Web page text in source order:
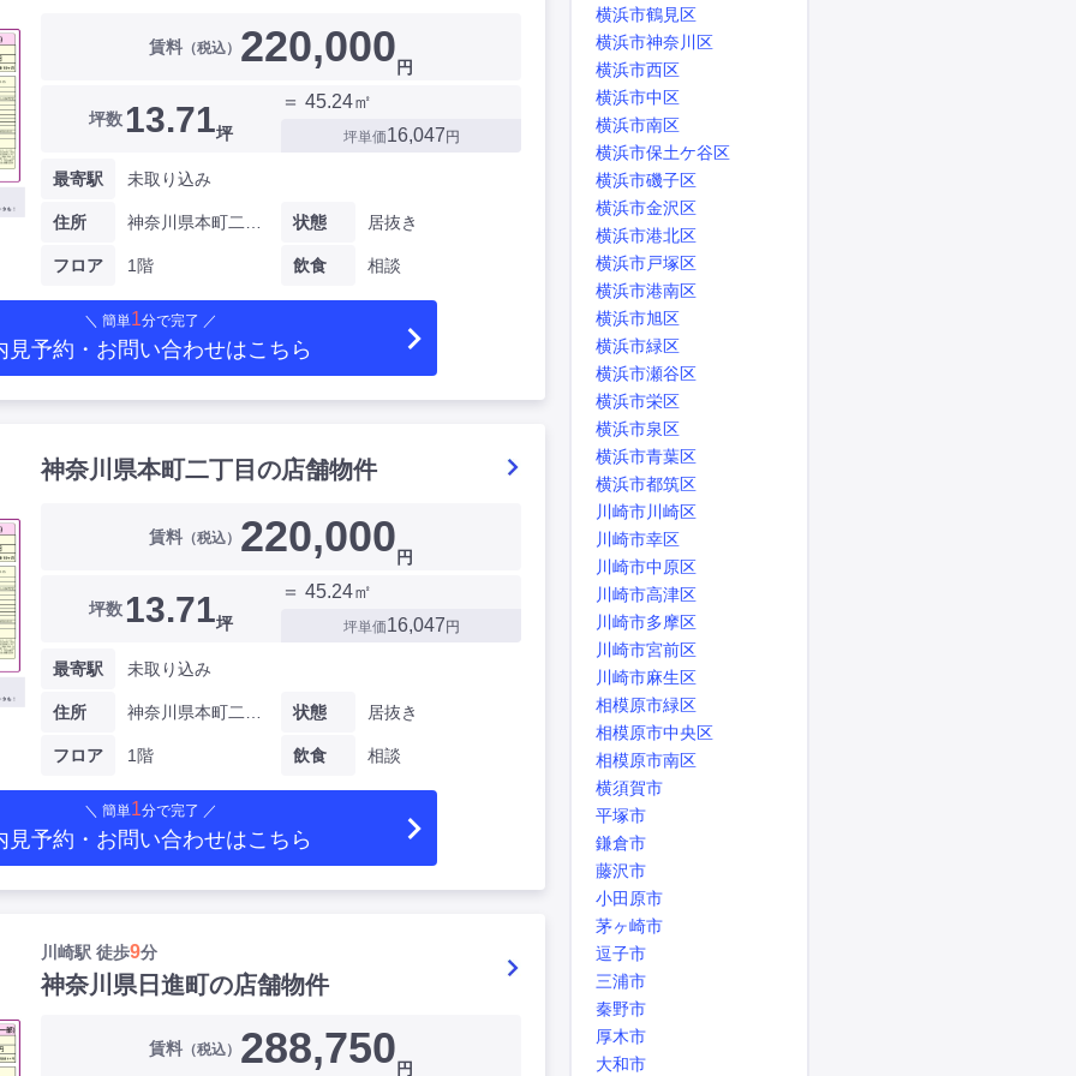
賃料 （税込） 220,000 円
坪数 13.71坪
＝ 45.24㎡
坪単価16,047 円
最寄駅 未取り込み
住所
フロア 1階
状態 居抜き
飲食 相談
＼ 簡単1分で完了 ／
見予約・お問い合わせはこちら
神奈川県本町二丁目の店舗物件
賃料 （税込） 220,000 円
坪数 13.71坪
＝ 45.24㎡
坪単価16,047 円
最寄駅 未取り込み
住所
フロア 1階
状態 居抜き
飲食 相談
＼ 簡単1分で完了 ／
見予約・お問い合わせはこちら
川崎駅 徒歩9分
神奈川県日進町の店舗物件
賃料 （税込） 288,750 円
横浜市鶴見区
横浜市神奈川区
横浜市西区
横浜市中区
横浜市南区
横浜市保土ケ谷区
横浜市磯子区
横浜市金沢区
横浜市港北区
横浜市戸塚区
横浜市港南区
横浜市旭区
横浜市緑区
横浜市瀬谷区
横浜市栄区
横浜市泉区
横浜市青葉区
横浜市都筑区
川崎市川崎区
川崎市幸区
川崎市中原区
川崎市高津区
川崎市多摩区
川崎市宮前区
川崎市麻生区
相模原市緑区
相模原市中央区
相模原市南区
横須賀市
平塚市
鎌倉市
藤沢市
小田原市
茅ヶ崎市
逗子市
三浦市
秦野市
厚木市
大和市